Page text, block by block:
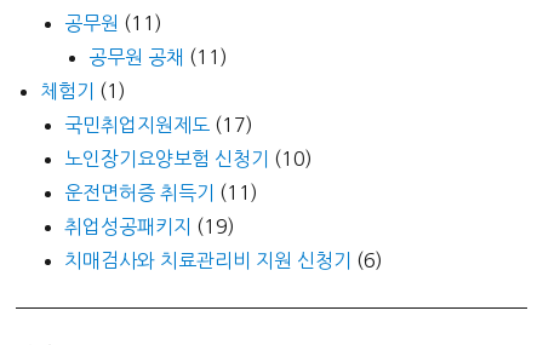
공무원 (11)
공무원 공채 (11)
체험기
(1)
국민취업지원제도 (17)
노인장기요양보험 신청기
(10)
운전면허증 취득기
(11)
취업성공패키지
(19)
치매검사와 치료관리비 지원 신청기
(6)